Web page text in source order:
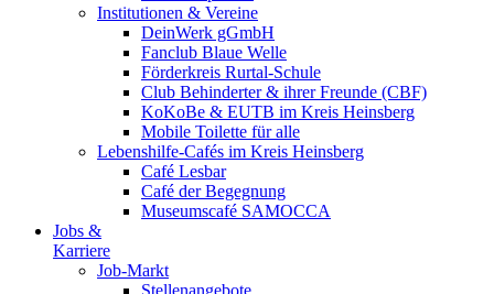
Institutionen & Vereine
DeinWerk gGmbH
Fanclub Blaue Welle
Förderkreis Rurtal-Schule
Club Behinderter & ihrer Freunde (CBF)
KoKoBe & EUTB im Kreis Heinsberg
Mobile Toilette für alle
Lebenshilfe-Cafés im Kreis Heinsberg
Café Lesbar
Café der Begegnung
Museumscafé SAMOCCA
Jobs &
Karriere
Job-Markt
Stellenangebote